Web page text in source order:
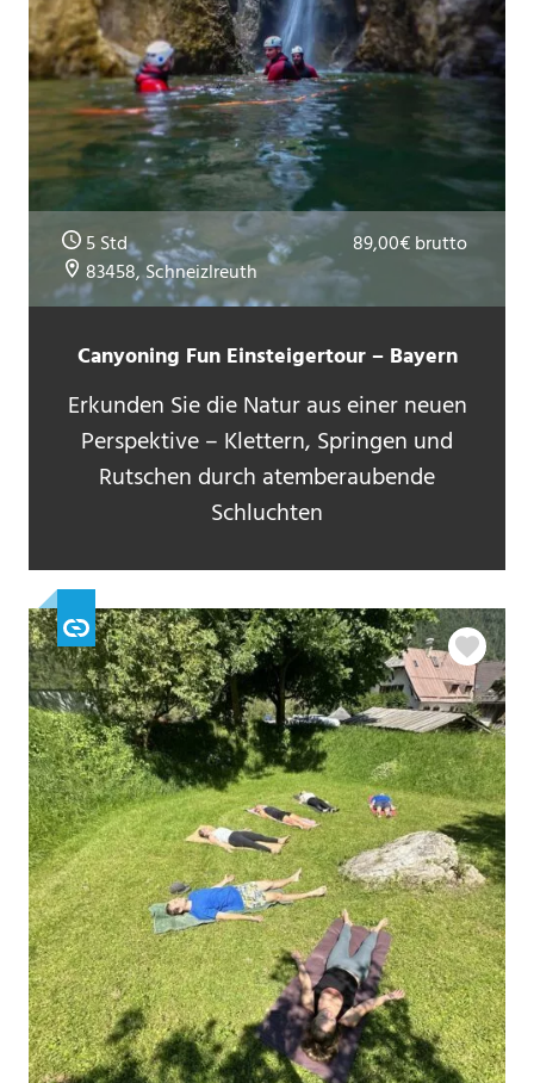
Canyoning Fun Einsteigertour – Bayern
Erkunden Sie die Natur aus einer neuen
Perspektive – Klettern, Springen und
Rutschen durch atemberaubende
Schluchten
5 Std
89,00€ brutto
83458, Schneizlreuth